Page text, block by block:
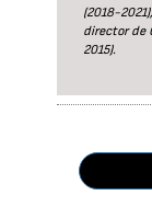
(2018-
director de
2015).